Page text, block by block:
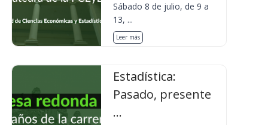
Sábado 8 de julio, de 9 a
13, ...
Leer más
Estadística:
Pasado, presente
...